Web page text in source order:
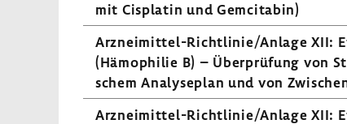
mit Cisplatin und Gemci­tabin)
Arzneimittel-​Richtlinie/Anlage XII:
(Hämo­philie B) – Über­prü­fung von
schem Analy­se­plan und von
Arzneimittel-​Richtlinie/Anlage XII: